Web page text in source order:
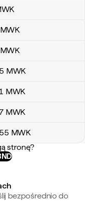
MWK
MWK
MWK
MWK
MWK
MWK
stronę?
bezpośrednio do